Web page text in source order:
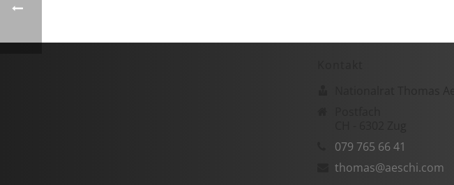
079 765 66 41
thomas@aeschi.com